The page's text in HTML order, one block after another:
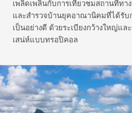
เพลิดเพลินกับการเที่ยวชมสถานที่ทา
และสำรวจบ้านยุคอาณานิคมที่ได้รับ
เป็นอย่างดี ด้วยระเบียงกว้างใหญ่แล
เสน่ห์แบบทรอปิคอล